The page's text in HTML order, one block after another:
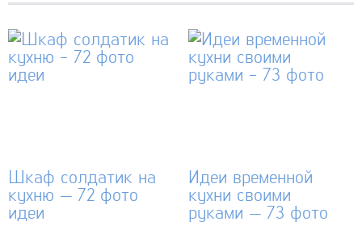
микроволновку? А вот это
Шкаф солдатик на
кухню — 72 фото
идеи
Идеи временной
кухни своими
руками — 73 фото